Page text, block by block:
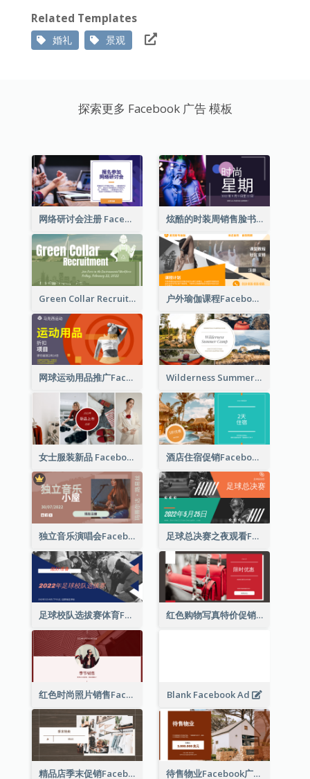
Related Templates
婚礼 景观
探索更多 Facebook 广告 模板
网络研讨会注册 Facebook 广告 炫酷的时装周销售脸书广告
Green Collar Recruit Facebook Ad 户外瑜伽课程Facebook广告
网球运动用品推广Facebook广告 Wilderness Summer Camp Facebook Post
女士服装新品 Facebook 广告 酒店住宿促销Facebook广告
独立音乐演唱会Facebook广告 足球总决赛之夜观看Facebook广告
足球校队选拔赛体育Facebook广告 红色购物写真特价促销Facebook广告
红色时尚照片销售Facebook广告 Blank Facebook Ad
精品店季末促销Facebook广告 待售物业Facebook广告